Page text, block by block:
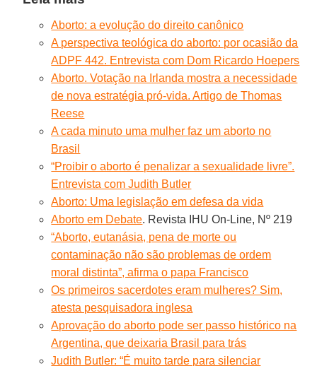
Aborto: a evolução do direito canônico
A perspectiva teológica do aborto: por ocasião da
ADPF 442. Entrevista com Dom Ricardo Hoepers
Aborto. Votação na Irlanda mostra a necessidade
de nova estratégia pró-vida. Artigo de Thomas
Reese
A cada minuto uma mulher faz um aborto no
Brasil
“Proibir o aborto é penalizar a sexualidade livre”.
Entrevista com Judith Butler
Aborto: Uma legislação em defesa da vida
Aborto em Debate. Revista IHU On-Line, Nº 219
“Aborto, eutanásia, pena de morte ou
contaminação não são problemas de ordem
moral distinta”, afirma o papa Francisco
Os primeiros sacerdotes eram mulheres? Sim,
atesta pesquisadora inglesa
Aprovação do aborto pode ser passo histórico na
Argentina, que deixaria Brasil para trás
Judith Butler: “É muito tarde para silenciar